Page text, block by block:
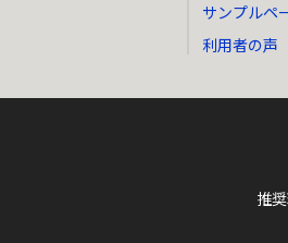
サンプルペ
利用者の声
推